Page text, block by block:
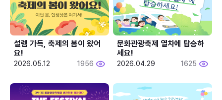
설렘 가득, 축제의 봄이 왔어
요!
2026.05.12 1956
문화관광축제 열차에 탑승하
세요!
2026.04.29 1625